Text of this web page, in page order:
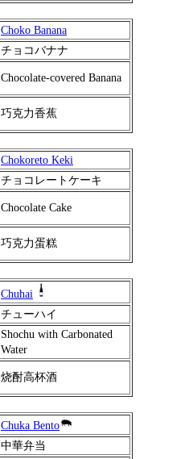
Choko Banana
チョコバナナ
Chocolate-covered Banana
巧克力香蕉
Chokoreto Keki
チョコレートケーキ
Chocolate Cake
巧克力蛋糕
Chuhai
チューハイ
Shochu with Carbonated
Water
烧酎高杯酒
Chuka Bento
中華弁当